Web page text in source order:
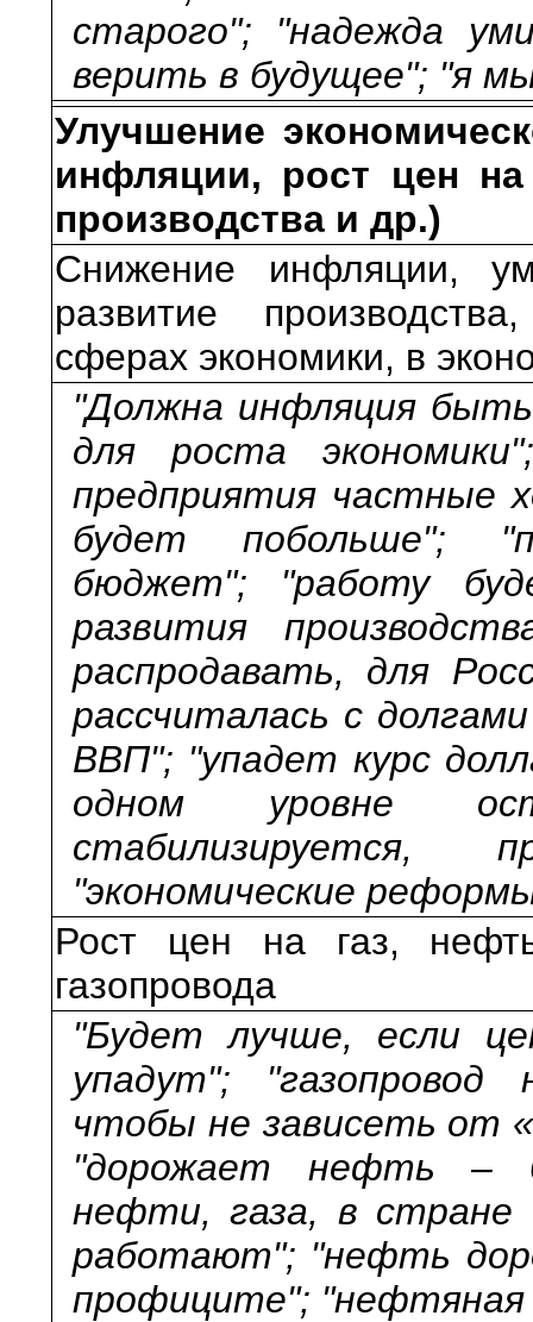
старого"; "надежда
верить в будущее"; "я
Улучшение
инфляции, рост цен
производства и др.)
Снижение инфляции,
развитие
сферах экономики, в
"Должна инфляция
для роста
предприятия частные
будет побольше";
бюджет"; "работу
развития
распродавать, для
рассчиталась с
ВВП"; "упадет курс
одном уровне
стабилизируется,
"экономические
Рост цен на газ,
газопровода
"Будет лучше, если
упадут";
чтобы не зависеть от
"дорожает нефть –
нефти, газа, в
работают"; "нефть
профиците"; "нефтяная